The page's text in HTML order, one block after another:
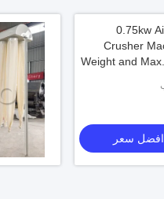
0.75kw Airlock Motor Wood
Crusher
Weight and
سعر